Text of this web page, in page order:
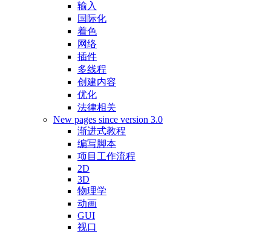
输入
国际化
着色
网络
插件
多线程
创建内容
优化
法律相关
New pages since version 3.0
渐进式教程
编写脚本
项目工作流程
2D
3D
物理学
动画
GUI
视口